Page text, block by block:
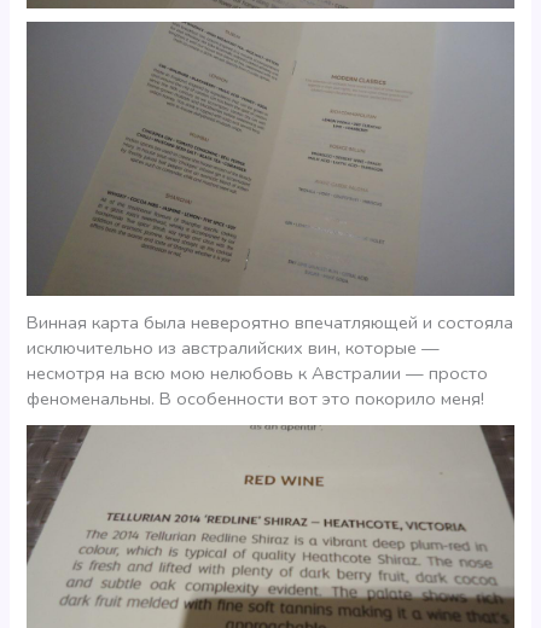
Винная карта была невероятно впечатляющей и состояла
исключительно из австралийских вин, которые —
несмотря на всю мою нелюбовь к Австралии — просто
феноменальны. В особенности вот это покорило меня!